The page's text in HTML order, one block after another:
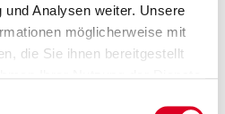
Analysen weiter. Unsere
möglicherweise mit
die Sie ihnen bereitgestellt